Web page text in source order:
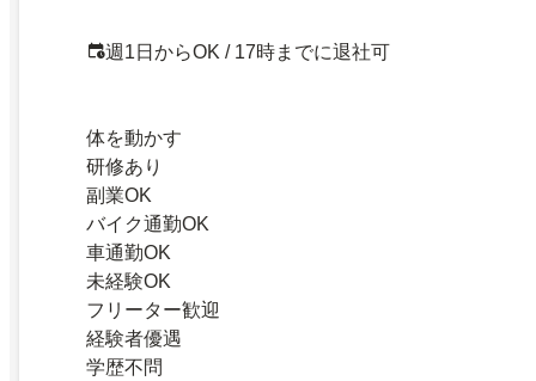
週1日からOK / 17時までに退社可
体を動かす
研修あり
副業OK
バイク通勤OK
車通勤OK
未経験OK
フリーター歓迎
経験者優遇
学歴不問